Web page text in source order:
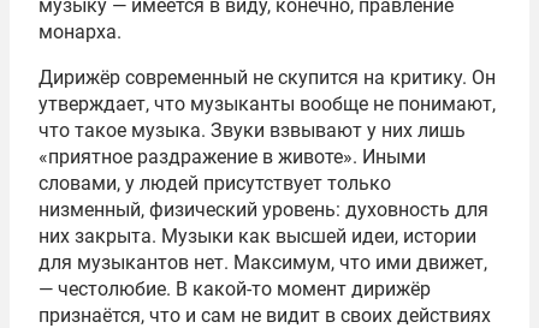
музыку — имеется в виду, конечно, правление
монарха.
Дирижёр современный не скупится на критику. Он
утверждает, что музыканты вообще не понимают,
что такое музыка. Звуки взвывают у них лишь
«приятное раздражение в животе». Иными
словами, у людей присутствует только
низменный, физический уровень: духовность для
них закрыта. Музыки как высшей идеи, истории
для музыкантов нет. Максимум, что ими движет,
— честолюбие. В какой-то момент дирижёр
признаётся, что и сам не видит в своих действиях